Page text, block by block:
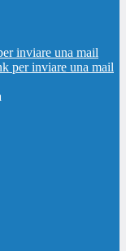
inviare una mail
per inviare una mail